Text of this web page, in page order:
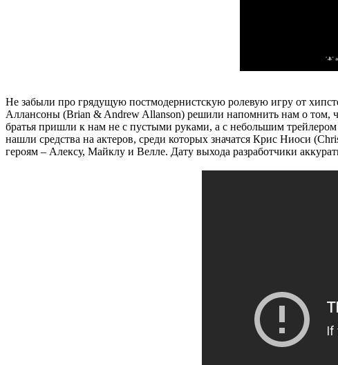
Не забыли про грядущую постмодернистскую ролевую игру от
Аллансоны (Brian & Andrew Allanson) решили напомнить нам о том,
братья пришли к нам не с пустыми руками, а с небольшим трейлером
нашли средства на актеров, среди которых значатся Крис Ниоси
героям – Алексу, Майклу и Велле. Дату выхода разработчики